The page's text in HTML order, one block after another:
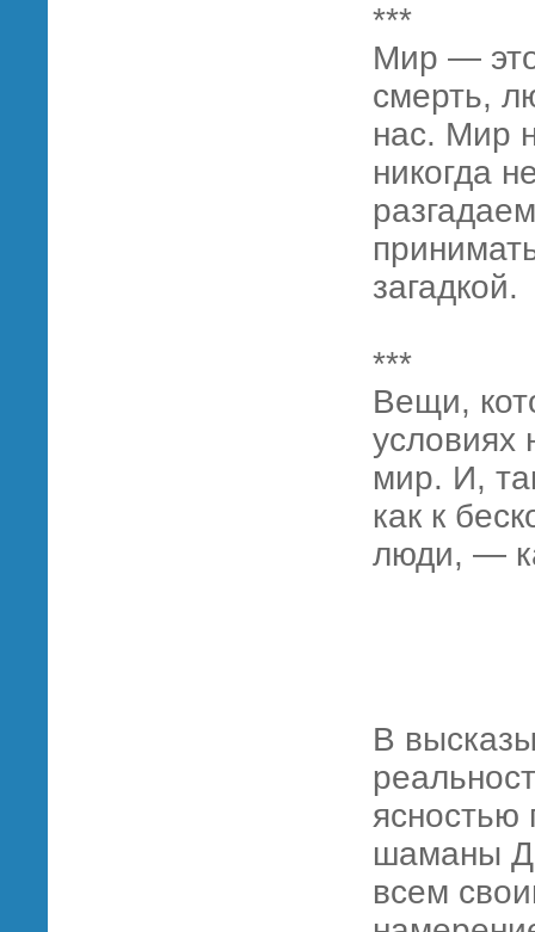
***
Мир —
смерть,
нас. Мир
никогда
загадкой.
***
Вещи,
условиях
мир. И,
как к
люди, —
В
ясностью
шаманы
всем